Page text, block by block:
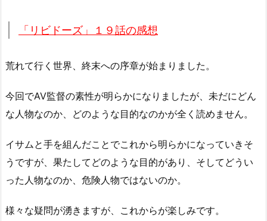
「リビドーズ」１９話の感想
荒れて行く世界、終末への序章が始まりました。
今回でAV監督の素性が明らかになりましたが、未だにどん
な人物なのか、どのような目的なのかが全く読めません。
イサムと手を組んだことでこれから明らかになっていきそ
うですが、果たしてどのような目的があり、そしてどうい
った人物なのか、危険人物ではないのか。
様々な疑問が湧きますが、これからが楽しみです。